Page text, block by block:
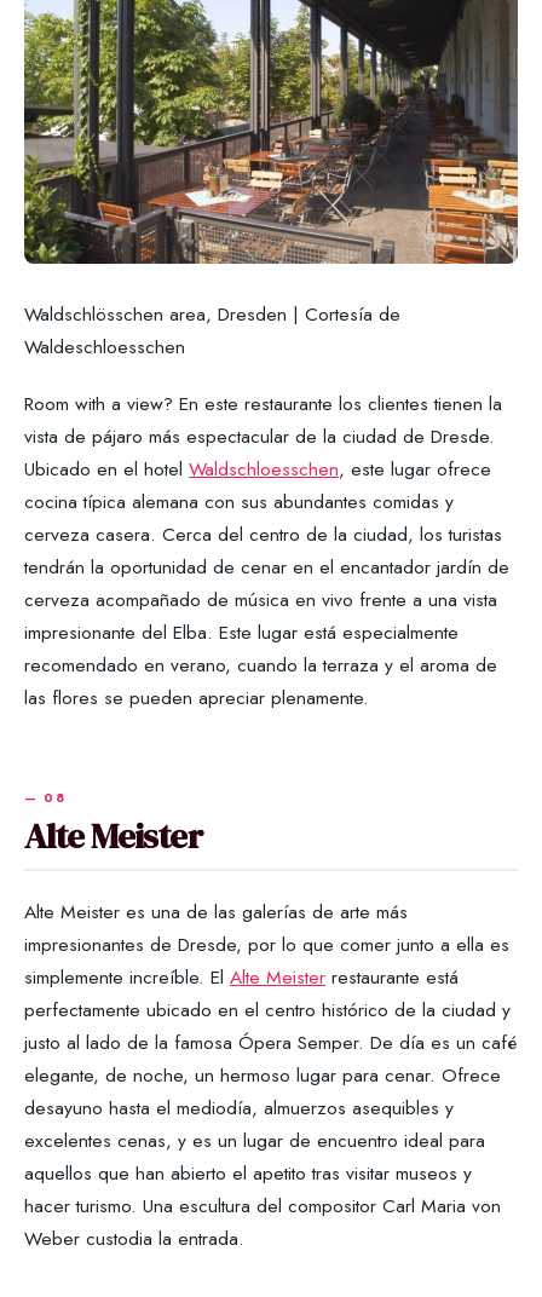
Waldschlösschen area, Dresden | Cortesía de
Waldeschloesschen
Room with a view? En este restaurante los clientes tienen la
vista de pájaro más espectacular de la ciudad de Dresde.
Ubicado en el hotel Waldschloesschen, este lugar ofrece
cocina típica alemana con sus abundantes comidas y
cerveza casera. Cerca del centro de la ciudad, los turistas
tendrán la oportunidad de cenar en el encantador jardín de
cerveza acompañado de música en vivo frente a una vista
impresionante del Elba. Este lugar está especialmente
recomendado en verano, cuando la terraza y el aroma de
las flores se pueden apreciar plenamente.
Alte Meister
Alte Meister es una de las galerías de arte más
impresionantes de Dresde, por lo que comer junto a ella es
simplemente increíble. El Alte Meister restaurante está
perfectamente ubicado en el centro histórico de la ciudad y
justo al lado de la famosa Ópera Semper. De día es un café
elegante, de noche, un hermoso lugar para cenar. Ofrece
desayuno hasta el mediodía, almuerzos asequibles y
excelentes cenas, y es un lugar de encuentro ideal para
aquellos que han abierto el apetito tras visitar museos y
hacer turismo. Una escultura del compositor Carl Maria von
Weber custodia la entrada.